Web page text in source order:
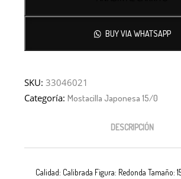
BUY VIA WHATSAPP
SKU:33046021
Categoría:Mostacilla Japonesa 15/0
DESCRIPCIÓN
Calidad: Calibrada Figura: Redonda Tamaño: